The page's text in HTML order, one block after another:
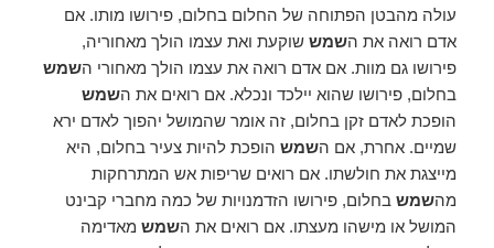
עולה מהבטן הפתוחה של החלום בחלום, פירושו מותו. אם
אדם רואה את השמש שוקעת ואת עצמו הולך מאחוריה,
פירושו גם מוות. אם אדם רואה את עצמו הולך מאחורי השמש
בחלום, פירושו שהוא יילכד ונכלא. אם רואים את השמש
הופכת לאדם זקן בחלום, זה אומר שהמושל יהפוך לאדם ירא
שמיים. אחרת, אם השמש הופכת להיות צעיר בחלום, היא
מייצגת את חולשתו. אם רואים שריפות אש המתרחקות
מהשמש בחלום, פירושו הזדמנויות של כמה מחברי קבינט
המושל או מישהו מעצתו. אם רואים את השמש מאדימה